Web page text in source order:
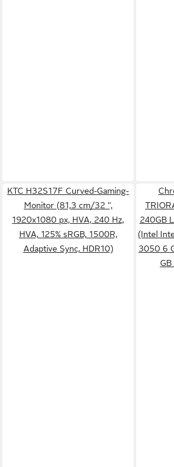
KTC H32S17F Curved-Gaming-
Monitor (81,3 cm/32 ",
1920x1080 px, HVA, 240 Hz,
HVA, 125% sRGB, 1500R,
Adaptive Sync, HDR10)
240GB
(Intel
3050 6